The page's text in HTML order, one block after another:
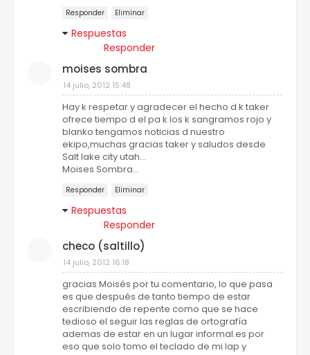
Responder Eliminar
Respuestas
Responder
moises sombra
14 julio, 2012 15:48
Hay k respetar y agradecer el hecho d k taker
ofrece tiempo d el pa k los k sangramos rojo y
blanko tengamos noticias d nuestro
ekipo,muchas gracias taker y saludos desde
Salt lake city utah...
Moises Sombra...
Responder Eliminar
Respuestas
Responder
checo (saltillo)
14 julio, 2012 16:18
gracias Moisés por tu comentario, lo que pasa
es que después de tanto tiempo de estar
escribiendo de repente como que se hace
tedioso el seguir las reglas de ortografía
ademas de estar en un lugar informal.es por
eso que solo tomo el teclado de mi lap y